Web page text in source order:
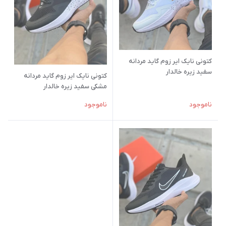
کتونی نایک ایر زوم گاید مردانه
سفید زیره خالدار
ناموجود
کتونی نایک ایر زوم گاید مردانه
مشکی سفید زیره خالدار
ناموجود